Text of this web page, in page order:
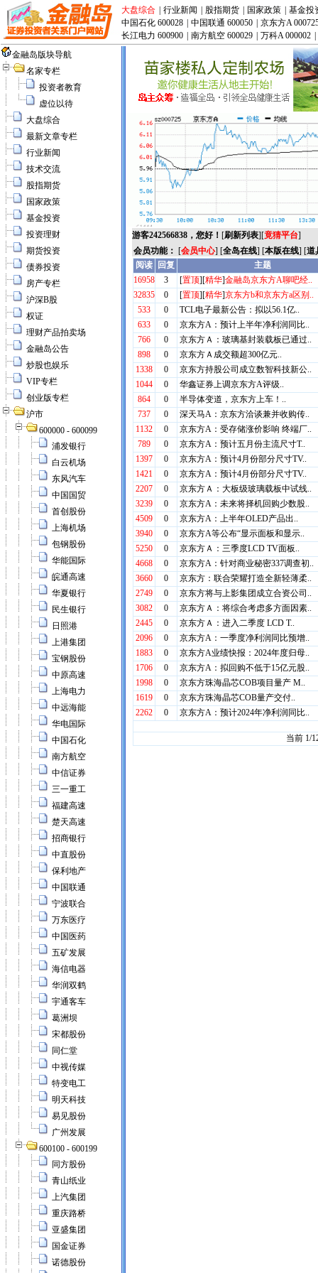
大盘综合 行业新闻 股指期货 国家政策
基金投
中国石化 600028
中国联通 600050
京东方A
长江电力 600900
南方航空 600029 万科A 000002
金融岛版块导航
名家专栏
投资者教育
虚位以待
大盘综合
最新文章专栏
行业新闻
技术交流
股指期货
国家政策
基金投资
投资理财
期货投资
债券投资
房产专栏
沪深B股
权证
理财产品拍卖场
金融岛公告
炒股也娱乐
VIP专栏
创业版专栏
沪市
600000 - 600099
浦发银行
白云机场
东风汽车
中国国贸
首创股份
上海机场
包钢股份
华能国际
皖通高速
华夏银行
民生银行
日照港
上港集团
宝钢股份
中原高速
上海电力
中远海能
华电国际
中国石化
南方航空
中信证券
三一重工
福建高速
楚天高速
招商银行
中直股份
保利地产
中国联通
宁波联合
万东医疗
中国医药
五矿发展
海信电器
华润双鹤
宇通客车
葛洲坝
宋都股份
同仁堂
中视传媒
特变电工
明天科技
易见股份
广州发展
600100 - 600199
同方股份
青山纸业
上汽集团
重庆路桥
亚盛集团
国金证券
诺德股份
游客242566838，您好！ [刷新列表][竟猜平台]
会员功能： [会员中心] [全岛在线] [本版在线] [道